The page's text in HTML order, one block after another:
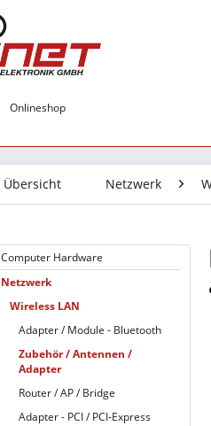
Onlineshop
Übersicht Netzwerk
Computer Hardware
Netzwerk
Wireless LAN
Adapter / Module - Bluetooth
Zubehör / Antennen /
Adapter
Router / AP / Bridge
Adapter - PCI / PCI-Express